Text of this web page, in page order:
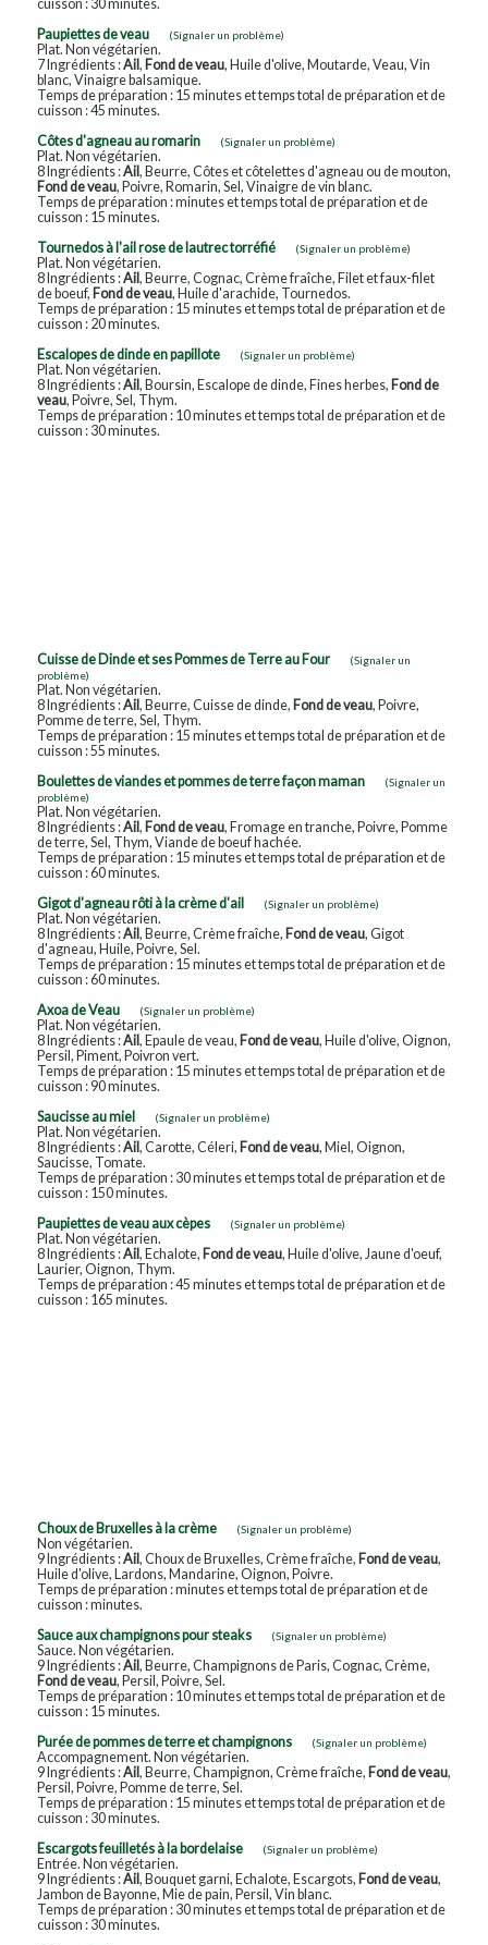
cuisson : 30 minutes.
Paupiettes de veau
(Signaler un problème)
Plat. Non végétarien.
7 Ingrédients :Ail , Fond de veau, Huile d'olive, Moutarde, Veau, Vin
blanc, Vinaigre balsamique.
Temps de préparation : 15 minutes et temps total de préparation et de
cuisson : 45 minutes.
Côtes d'agneau au romarin
(Signaler un problème)
Plat. Non végétarien.
8 Ingrédients :Ail , Beurre, Côtes et côtelettes d'agneau ou de mouton,
Fond de veau, Poivre, Romarin, Sel, Vinaigre de vin blanc.
Temps de préparation : minutes et temps total de préparation et de
cuisson : 15 minutes.
Tournedos à l'ail rose de lautrec torréfié
(Signaler un problème)
Plat. Non végétarien.
8 Ingrédients :Ail , Beurre, Cognac, Crème fraîche, Filet et faux-filet
de boeuf, Fond de veau, Huile d'arachide, Tournedos.
Temps de préparation : 15 minutes et temps total de préparation et de
cuisson : 20 minutes.
Escalopes de dinde en papillote
(Signaler un problème)
Plat. Non végétarien.
8 Ingrédients :Ail , Boursin, Escalope de dinde, Fines herbes, Fond de
veau, Poivre, Sel, Thym.
Temps de préparation : 10 minutes et temps total de préparation et de
cuisson : 30 minutes.
Cuisse de Dinde et ses Pommes de Terre au Four
(Signaler un
problème)
Plat. Non végétarien.
8 Ingrédients :Ail , Beurre, Cuisse de dinde, Fond de veau, Poivre,
Pomme de terre, Sel, Thym.
Temps de préparation : 15 minutes et temps total de préparation et de
cuisson : 55 minutes.
Boulettes de viandes et pommes de terre façon maman
(Signaler un
problème)
Plat. Non végétarien.
8 Ingrédients :Ail , Fond de veau, Fromage en tranche, Poivre, Pomme
de terre, Sel, Thym, Viande de boeuf hachée.
Temps de préparation : 15 minutes et temps total de préparation et de
cuisson : 60 minutes.
Gigot d'agneau rôti à la crème d'ail
(Signaler un problème)
Plat. Non végétarien.
8 Ingrédients :Ail , Beurre, Crème fraîche, Fond de veau, Gigot
d'agneau, Huile, Poivre, Sel.
Temps de préparation : 15 minutes et temps total de préparation et de
cuisson : 60 minutes.
Axoa de Veau
(Signaler un problème)
Plat. Non végétarien.
8 Ingrédients :Ail , Epaule de veau, Fond de veau, Huile d'olive, Oignon,
Persil, Piment, Poivron vert.
Temps de préparation : 15 minutes et temps total de préparation et de
cuisson : 90 minutes.
Saucisse au miel
(Signaler un problème)
Plat. Non végétarien.
8 Ingrédients :Ail , Carotte, Céleri, Fond de veau, Miel, Oignon,
Saucisse, Tomate.
Temps de préparation : 30 minutes et temps total de préparation et de
cuisson : 150 minutes.
Paupiettes de veau aux cèpes
(Signaler un problème)
Plat. Non végétarien.
8 Ingrédients :Ail , Echalote, Fond de veau, Huile d'olive, Jaune d'oeuf,
Laurier, Oignon, Thym.
Temps de préparation : 45 minutes et temps total de préparation et de
cuisson : 165 minutes.
Choux de Bruxelles à la crème (Signaler un problème)
Non végétarien.
9 Ingrédients :Ail , Choux de Bruxelles, Crème fraîche, Fond de veau,
Huile d'olive, Lardons, Mandarine, Oignon, Poivre.
Temps de préparation : minutes et temps total de préparation et de
cuisson : minutes.
Sauce aux champignons pour steaks
(Signaler un problème)
Sauce. Non végétarien.
9 Ingrédients :Ail , Beurre, Champignons de Paris, Cognac, Crème,
Fond de veau, Persil, Poivre, Sel.
Temps de préparation : 10 minutes et temps total de préparation et de
cuisson : 15 minutes.
Purée de pommes de terre et champignons
(Signaler un problème)
Accompagnement. Non végétarien.
9 Ingrédients :Ail , Beurre, Champignon, Crème fraîche, Fond de veau,
Persil, Poivre, Pomme de terre, Sel.
Temps de préparation : 15 minutes et temps total de préparation et de
cuisson : 30 minutes.
Escargots feuilletés à la bordelaise
(Signaler un problème)
Entrée. Non végétarien.
9 Ingrédients :Ail , Bouquet garni, Echalote, Escargots, Fond de veau,
Jambon de Bayonne, Mie de pain, Persil, Vin blanc.
Temps de préparation : 30 minutes et temps total de préparation et de
cuisson : 30 minutes.